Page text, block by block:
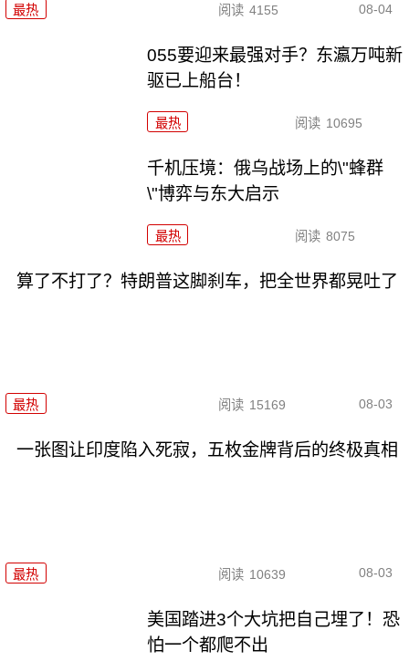
最热 阅读 4155 08-04
055要迎来最强对手？东瀛万吨新
驱已上船台！
最热 阅读 10695
千机压境：俄乌战场上的\"蜂群
\"博弈与东大启示
最热 阅读 8075
算了不打了？特朗普这脚刹车，把全世界都晃吐了
最热 阅读 15169 08-03
一张图让印度陷入死寂，五枚金牌背后的终极真相
最热 阅读 10639 08-03
美国踏进3个大坑把自己埋了！恐
怕一个都爬不出